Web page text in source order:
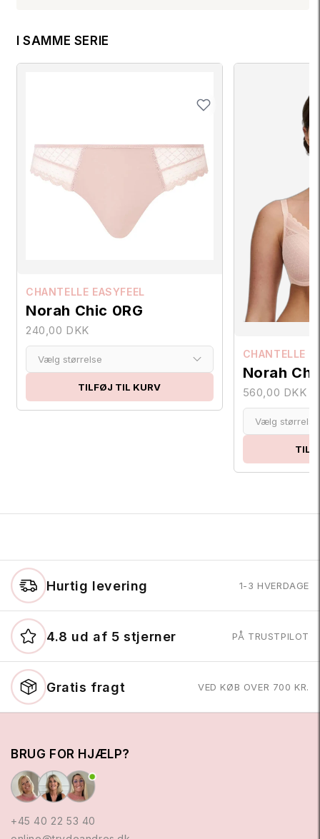
I SAMME SERIE
CHANTELLE EASYFEEL
Norah Chic 0RG
240,00 DKK
Vælg størrelse
TILFØJ TIL KURV
CHANTELLE
Norah
560,00 DKK
Vælg størrelse
Hurtig levering 1-3 HVERDAGE
4.8 ud af 5 stjerner PÅ TRUSTPILOT
Gratis fragt VED KØB OVER 700 KR.
BRUG FOR HJÆLP?
+45 40 22 53 40